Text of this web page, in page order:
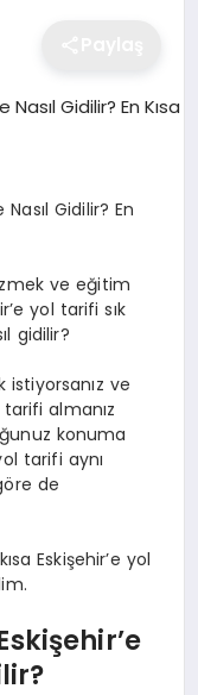
Nasıl Gidilir? En
ve eğitim
yol tarifi sık
gidilir?
istiyorsanız ve
almanız
konuma
tarifi aynı
de
Eskişehir’e yol